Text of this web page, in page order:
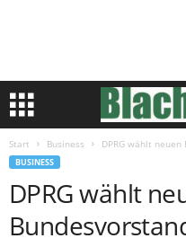
Start Business DPRG wählt
BUSINESS
DPRG wählt